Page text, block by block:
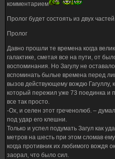
комментарием
Пролог будет состоять из двух
Пролог
Давно прошли те времена когда
галактике, сметая все на пути, от
воспоминания. Но Загулу не
вспоминать былые времена перед
вызов действующему вождю Гагуллу,
который пережил уже 73 поединка и
все так просто.
-Ох, и селен этот греченолюб. –
под удар его клешни.
Только и успел подумать Загул как
метров на шесть при этом сломав
когда противник их любимого вождя
заорал, что было сил.